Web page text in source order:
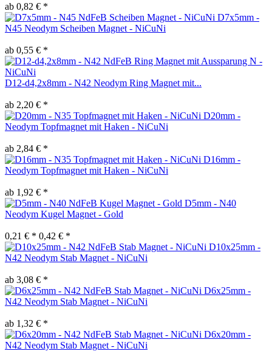
ab 0,82 € *
D7x5mm -
N45 Neodym Scheiben Magnet - NiCuNi
ab 0,55 € *
D12-d4,2x8mm - N42 Neodym Ring Magnet mit...
ab 2,20 € *
D20mm -
Neodym Topfmagnet mit Haken - NiCuNi
ab 2,84 € *
D16mm -
Neodym Topfmagnet mit Haken - NiCuNi
ab 1,92 € *
D5mm - N40
Neodym Kugel Magnet - Gold
0,21 € * 0,42 € *
D10x25mm -
N42 Neodym Stab Magnet - NiCuNi
ab 3,08 € *
D6x25mm -
N42 Neodym Stab Magnet - NiCuNi
ab 1,32 € *
D6x20mm -
N42 Neodym Stab Magnet - NiCuNi